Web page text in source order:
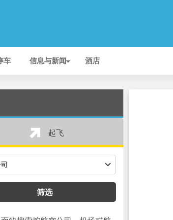
车 信息与新闻 酒店
起飞
筛选